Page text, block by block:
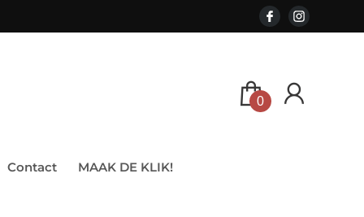
0
Contact MAAK DE KLIK!